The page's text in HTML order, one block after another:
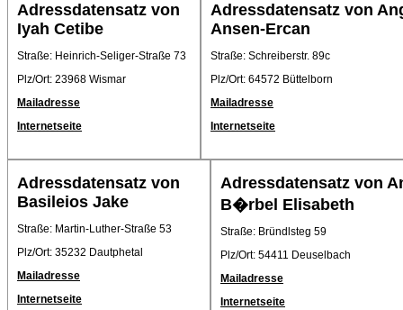
Adressdatensatz von
Iyah Cetibe
Straße: Heinrich-Seliger-Straße 73
Plz/Ort: 23968 Wismar
Mailadresse
Internetseite
Adressdatensatz von
Ansen-Ercan
Straße: Schreiberstr. 89c
Plz/Ort: 64572 Büttelborn
Mailadresse
Internetseite
Adressdatensatz von
Basileios Jake
Straße: Martin-Luther-Straße 53
Plz/Ort: 35232 Dautphetal
Mailadresse
Internetseite
Adressdatensatz von
B�rbel Elisabeth
Straße: Bründlsteg 59
Plz/Ort: 54411 Deuselbach
Mailadresse
Internetseite